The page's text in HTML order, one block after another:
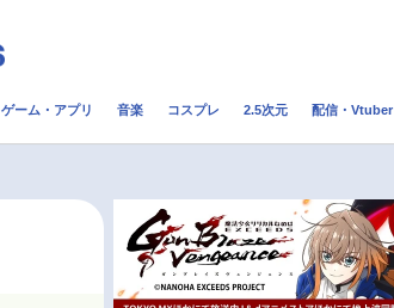
配信・Vtuber トレンド
今期アニメ曜日別一覧 秋アニメ
ゲーム・アプリ 音楽 コスプレ 2.5次元 配信・Vtuber